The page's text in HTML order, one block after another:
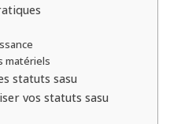
matériels
statuts sasu
vos statuts sasu